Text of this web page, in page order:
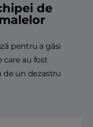
de
pentru a găsi
care au fost
de un dezastru